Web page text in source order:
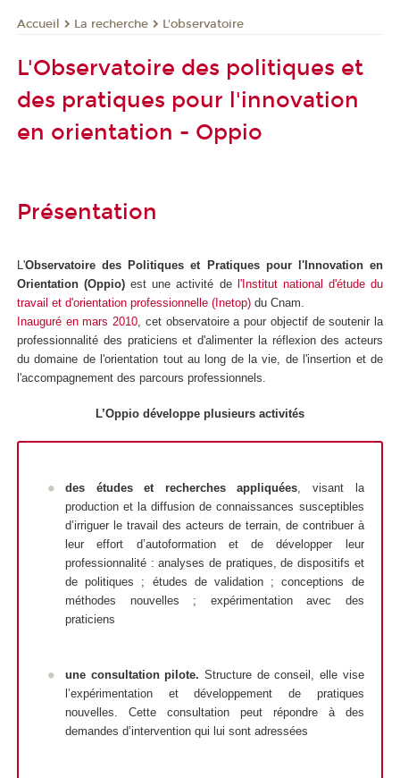
Accueil La recherche L'observatoire
L'Observatoire des politiques et
des pratiques pour l'innovation
en orientation - Oppio
Présentation
L'Observatoire des Politiques et Pratiques pour l'Innovation en
Orientation (Oppio) est une activité de l'Institut national d'étude du
travail et d'orientation professionnelle (Inetop) du Cnam.
Inauguré en mars 2010 , cet observatoire a pour objectif de soutenir la
professionnalité des praticiens et d'alimenter la réflexion des acteurs
du domaine de l'orientation tout au long de la vie, de l'insertion et de
l'accompagnement des parcours professionnels.
L’Oppio développe plusieurs activités
des études et recherches appliquées, visant la
production et la diffusion de connaissances susceptibles
d’irriguer le travail des acteurs de terrain, de contribuer à
leur effort d’autoformation et de développer leur
professionnalité : analyses de pratiques, de dispositifs et
de politiques ; études de validation ; conceptions de
méthodes nouvelles ; expérimentation avec des
praticiens
une consultation pilote. Structure de conseil, elle vise
l’expérimentation et développement de pratiques
nouvelles. Cette consultation peut répondre à des
demandes d’intervention qui lui sont adressées